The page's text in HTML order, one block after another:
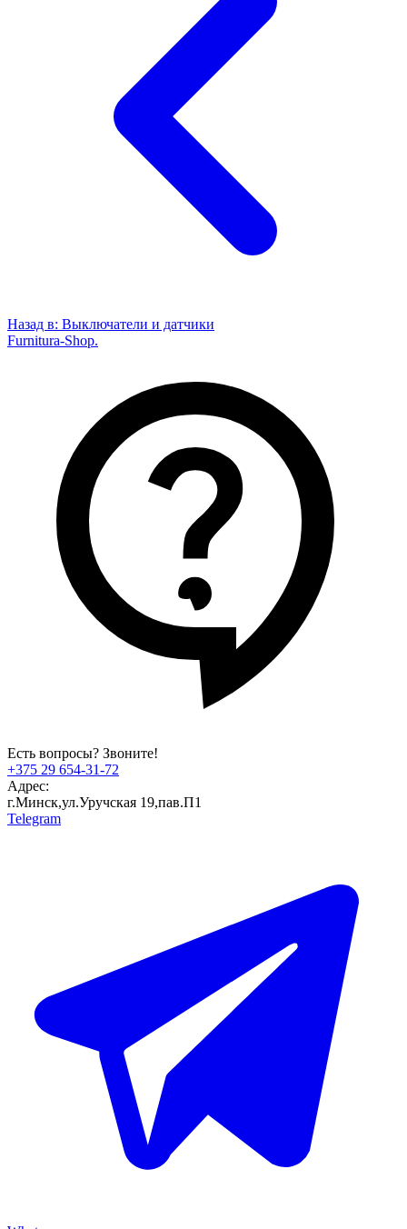
Назад в: Выключатели и датчики
Furnitura-Shop.
Есть вопросы? Звоните!
+375 29 654-31-72
Адрес:
г.Минск,ул.Уручская 19,пав.П1
Telegram